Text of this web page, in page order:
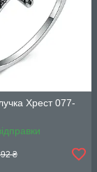
Хрест 077-
₴